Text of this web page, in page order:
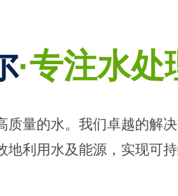
·专注水处
量的水。我们卓越的解
地利用水及能源，实现可持